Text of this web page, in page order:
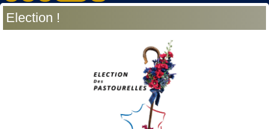
Election !